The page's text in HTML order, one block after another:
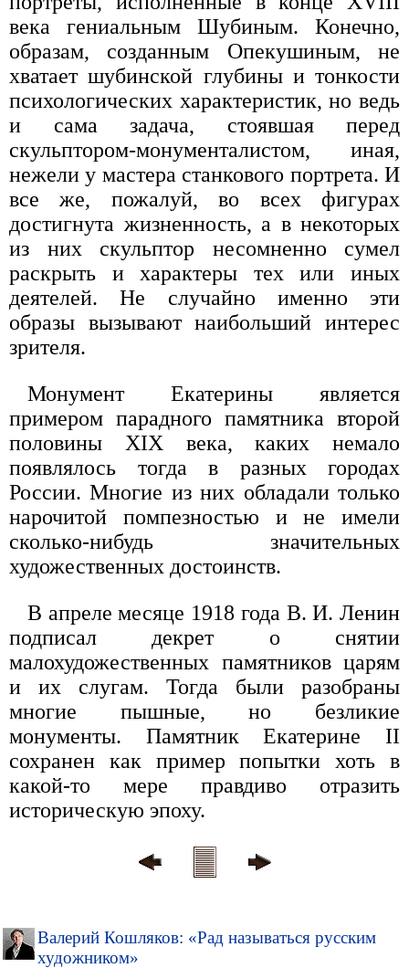
века гениальным Шубиным. Конечно,
образам, созданным Опекушиным, не
хватает шубинской глубины и тонкости
психологических характеристик, но ведь
и сама задача, стоявшая перед
скульптором-монументалистом, иная,
нежели у мастера станкового портрета. И
все же, пожалуй, во всех фигурах
достигнута жизненность, а в некоторых
из них скульптор несомненно сумел
раскрыть и характеры тех или иных
деятелей. Не случайно именно эти
образы вызывают наибольший интерес
зрителя.
Монумент Екатерины является
примером парадного памятника второй
половины XIX века, каких немало
появлялось тогда в разных городах
России. Многие из них обладали только
нарочитой помпезностью и не имели
сколько-нибудь значительных
художественных достоинств.
В апреле месяце 1918 года В. И. Ленин
подписал декрет о снятии
малохудожественных памятников царям
и их слугам. Тогда были разобраны
многие пышные, но безликие
монументы. Памятник Екатерине II
сохранен как пример попытки хоть в
какой-то мере правдиво отразить
историческую эпоху.
Валерий Кошляков: «Рад называться русским
художником»